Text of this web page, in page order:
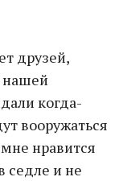
друзей,
нашей
когда-
вооружаться
нравится
седле и не